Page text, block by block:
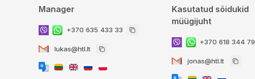
Manager
+370 635 433 33
lukas@htl.lt
Kasutatud sõidukid
müügijuht
+370 618 344 79
jonas@htl.lt